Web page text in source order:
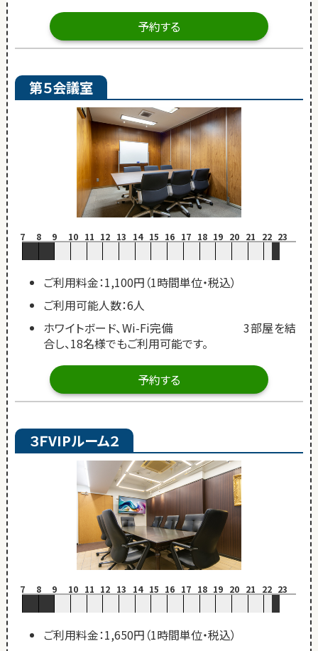
予約する
第５会議室
7 8 9 10 11 12 13 14 15 16 17 18 19 20 21 22 23
ご利用料金：1,100円（1時間単位・税込）
ご利用可能人数：6人
ホワイトボード、Wi-Fi完備 3部屋を結
合し、18名様でもご利用可能です。
予約する
３ＦVIPルーム２
7 8 9 10 11 12 13 14 15 16 17 18 19 20 21 22 23
ご利用料金：1,650円（1時間単位・税込）